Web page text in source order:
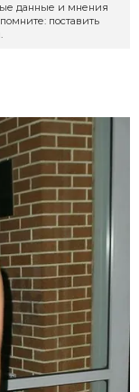
данные и мнения
поставить